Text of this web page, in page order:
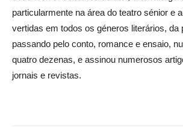
particularmente na área do teatro sénior e
vertidas em todos os géneros literários, da
passando pelo conto, romance e ensaio,
quatro dezenas, e assinou numerosos
jornais e revistas.